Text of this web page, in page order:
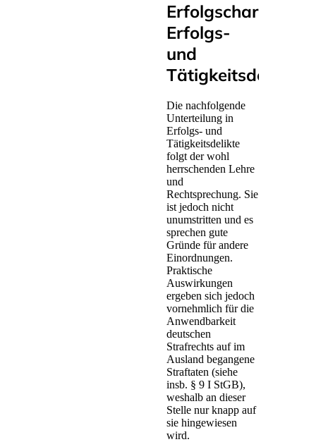
Erfolgscharakter:
Erfolgs-
und
Tätigkeitsdelikte
Die nachfolgende
Unterteilung in
Erfolgs- und
Tätigkeitsdelikte
folgt der wohl
herrschenden Lehre
und
Rechtsprechung. Sie
ist jedoch nicht
unumstritten und es
sprechen gute
Gründe für andere
Einordnungen.
Praktische
Auswirkungen
ergeben sich jedoch
vornehmlich für die
Anwendbarkeit
deutschen
Strafrechts auf im
Ausland begangene
Straftaten (siehe
insb. § 9 I StGB),
weshalb an dieser
Stelle nur knapp auf
sie hingewiesen
wird.